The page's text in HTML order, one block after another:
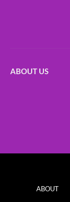
ABOUT US
ABOUT